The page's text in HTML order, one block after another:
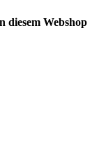
diesem Webshop